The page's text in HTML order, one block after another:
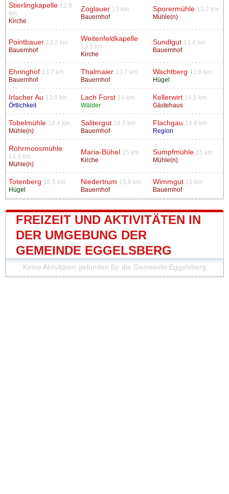
Stierlingkapelle 12.9
km
Kirche
Zoglauer 13 km
Bauernhof
Sporermühle 13.2 km
Mühle(n)
Pointbauer 13.2 km
Bauernhof
Weitenfeldkapelle
13.3 km
Kirche
Sundlgut 13.4 km
Bauernhof
Ehringhof 13.7 km
Bauernhof
Thalmaier 13.7 km
Bauernhof
Wachtberg 13.8 km
Hügel
Irlacher Au 13.9 km
Örtlichkeit
Lach Forst 14 km
Wälder
Kellerwirt 14.1 km
Gästehaus
Tobelmühle 14.4 km
Mühle(n)
Salitergut 14.7 km
Bauernhof
Flachgau 14.8 km
Region
Röhrmoosmühle
14.8 km
Mühle(n)
Maria-Bühel 15 km
Kirche
Sumpfmühle 15 km
Mühle(n)
Totenberg 15.5 km
Hügel
Niedertrum 15.8 km
Bauernhof
Wimmgut 16 km
Bauernhof
FREIZEIT UND AKTIVITÄTEN IN
DER UMGEBUNG DER
GEMEINDE EGGELSBERG
Keine Aktivitäten gefunden für die Gemeinde Eggelsberg